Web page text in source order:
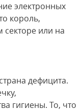
электронных
король,
секторе или на
дефицита.
гигиены. То, что